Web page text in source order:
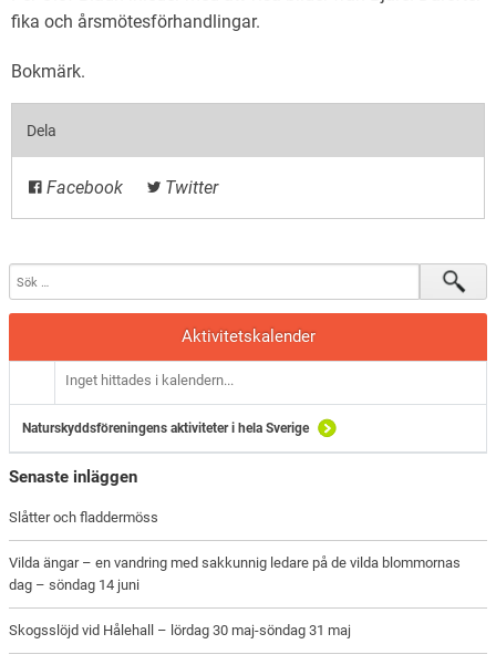
fika och årsmötesförhandlingar.
Bokmärk.
Dela
Facebook Twitter
Aktivitetskalender
Inget hittades i kalendern...
Naturskyddsföreningens aktiviteter i hela Sverige
Senaste inläggen
Slåtter och fladdermöss
Vilda ängar – en vandring med sakkunnig ledare på de vilda blommornas
dag – söndag 14 juni
Skogsslöjd vid Hålehall – lördag 30 maj-söndag 31 maj